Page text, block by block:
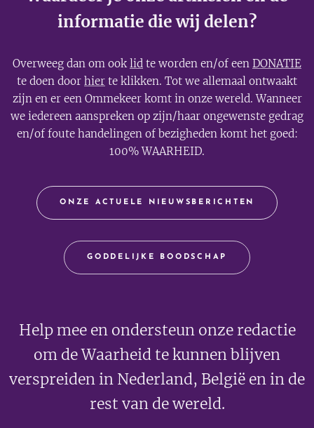
informatie die wij delen?
Overweeg dan om ooklid te worden en/of een DONATIE
te doen door hier te klikken. Tot we allemaal ontwaakt
zijn en er een Ommekeer komt in onze wereld. Wanneer
we iedereen aanspreken op zijn/haar ongewenste gedrag
en/of foute handelingen of bezigheden komt het goed:
100% WAARHEID.
ONZE ACTUELE NIEUWSBERICHTEN
GODDELIJKE BOODSCHAP
Help mee en ondersteun onze redactie
om de Waarheid te kunnen blijven
verspreiden in Nederland, België en in de
rest van de wereld.